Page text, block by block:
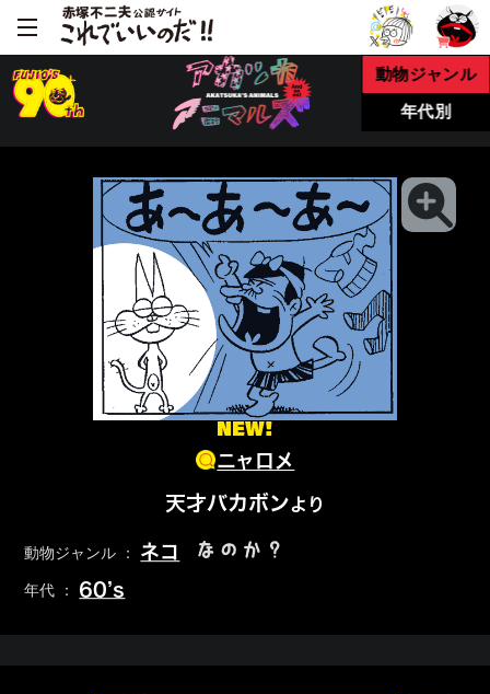
動物ジャンル
年代別
NEW!
ニャロメ
天才バカボンより
動物ジャンル ： ネコ なのか？
年代 ： 60’s